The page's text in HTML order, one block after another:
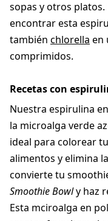
sopas y otros
encontrar esta
también chlorella en
comprimidos.
Recetas con
Nuestra espirulina
la microalga verde
ideal para colorear
alimentos y elimina
convierte tu
Smoothie Bowly haz
Esta mciroalga en